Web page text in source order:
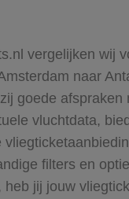
vergelijken wij
naar
goede afspraken
vluchtdata,
filters en
heb jij jouw